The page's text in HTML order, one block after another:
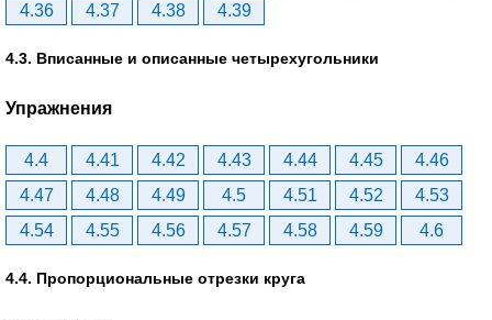
4.36
4.37 4.38 4.39
4.3. Вписанные и описанные четырехугольники
Упражнения
4.4 4.41 4.42 4.43 4.44 4.45
4.46
4.47
4.48 4.49 4.5 4.51 4.52
4.53
4.54
4.55 4.56 4.57 4.58 4.59 4.6
4.4. Пропорциональные отрезки круга